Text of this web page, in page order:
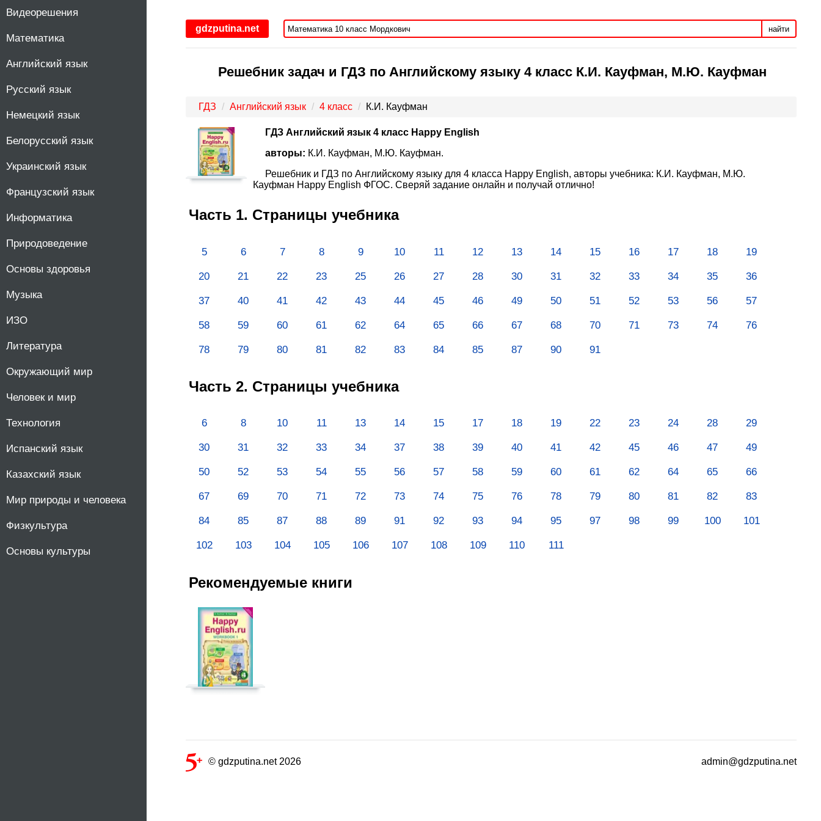
Видеорешения
Математика
Английский язык
Русский язык
Немецкий язык
Белорусский язык
Украинский язык
Французский язык
Информатика
Природоведение
Основы здоровья
Музыка
ИЗО
Литература
Окружающий мир
Человек и мир
Технология
Испанский язык
Казахский язык
Мир природы и человека
Физкультура
Основы культуры
gdzputina.net найти
Решебник задач и ГДЗ по Английскому языку 4 класс К.И. Кауфман, М.Ю. Кауфман
ГДЗ Английский язык 4 класс К.И. Кауфман
ГДЗ Английский язык 4 класс Happy English
авторы: К.И. Кауфман, М.Ю. Кауфман.
Решебник и ГДЗ по Английскому языку для 4 класса Happy English, авторы учебника: К.И. Кауфман, М.Ю.
Кауфман Happy English ФГОС. Сверяй задание онлайн и получай отлично!
Часть 1. Страницы учебника
5 6 7 8 9 10 11 12 13 14 15 16 17 18 19
20 21 22 23 25 26 27 28 30 31 32 33 34 35 36
37 40 41 42 43 44 45 46 49 50 51 52 53 56 57
58 59 60 61 62 64 65 66 67 68 70 71 73 74 76
78 79 80 81 82 83 84 85 87 90 91
Часть 2. Страницы учебника
6 8 10 11 13 14 15 17 18 19 22 23 24 28 29
30 31 32 33 34 37 38 39 40 41 42 45 46 47 49
50 52 53 54 55 56 57 58 59 60 61 62 64 65 66
67 69 70 71 72 73 74 75 76 78 79 80 81 82 83
84 85 87 88 89 91 92 93 94 95 97 98 99 100 101
102 103 104 105 106 107 108 109 110 111
Рекомендуемые книги
© gdzputina.net 2026 admin@gdzputina.net